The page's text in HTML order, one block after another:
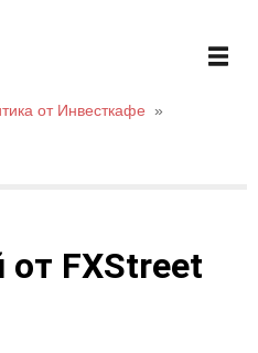
от Инвесткафе »
FXStreet